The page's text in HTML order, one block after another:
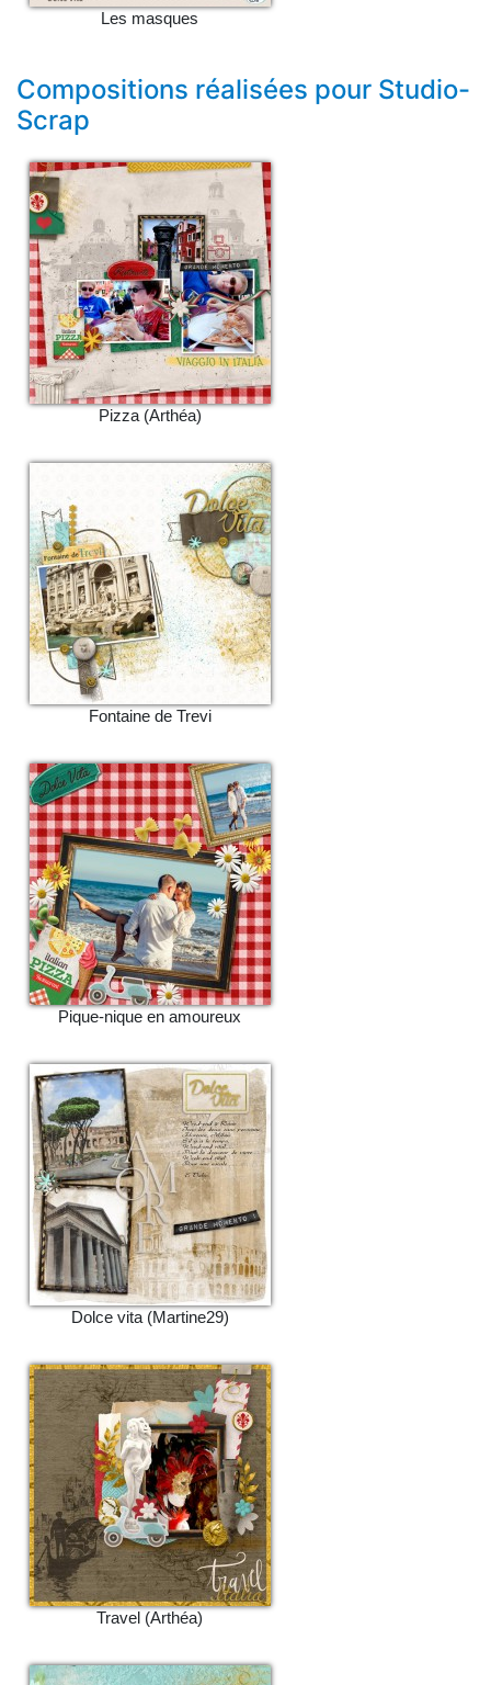
Les masques
Compositions réalisées pour Studio-
Scrap
Pizza (Arthéa)
Fontaine de Trevi
Pique-nique en amoureux
Dolce vita (Martine29)
Travel (Arthéa)